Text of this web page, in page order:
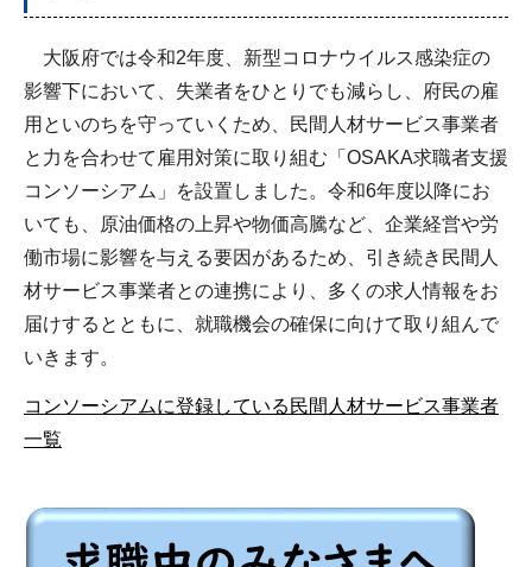
大阪府では令和2年度、新型コロナウイルス感染症の
影響下において、失業者をひとりでも減らし、府民の雇
用といのちを守っていくため、民間人材サービス事業者
と力を合わせて雇用対策に取り組む「OSAKA求職者支援
コンソーシアム」を設置しました。令和6年度以降にお
いても、原油価格の上昇や物価高騰など、企業経営や労
働市場に影響を与える要因があるため、引き続き民間人
材サービス事業者との連携により、多くの求人情報をお
届けするとともに、就職機会の確保に向けて取り組んで
いきます。
コンソーシアムに登録している民間人材サービス事業者
一覧